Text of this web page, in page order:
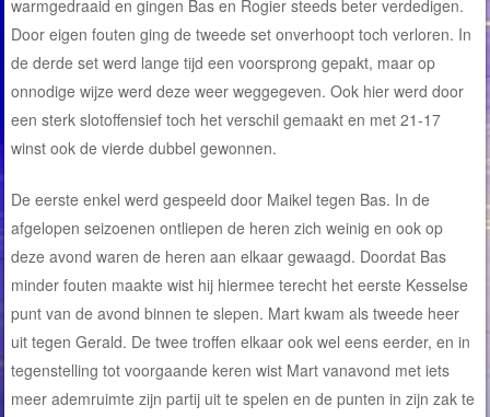
warmgedraaid en gingen Bas en Rogier steeds beter verdedigen.
Door eigen fouten ging de tweede set onverhoopt toch verloren. In
de derde set werd lange tijd een voorsprong gepakt, maar op
onnodige wijze werd deze weer weggegeven. Ook hier werd door
een sterk slotoffensief toch het verschil gemaakt en met 21-17
winst ook de vierde dubbel gewonnen.
De eerste enkel werd gespeeld door Maikel tegen Bas. In de
afgelopen seizoenen ontliepen de heren zich weinig en ook op
deze avond waren de heren aan elkaar gewaagd. Doordat Bas
minder fouten maakte wist hij hiermee terecht het eerste Kesselse
punt van de avond binnen te slepen. Mart kwam als tweede heer
uit tegen Gerald. De twee troffen elkaar ook wel eens eerder, en in
tegenstelling tot voorgaande keren wist Mart vanavond met iets
meer ademruimte zijn partij uit te spelen en de punten in zijn zak te